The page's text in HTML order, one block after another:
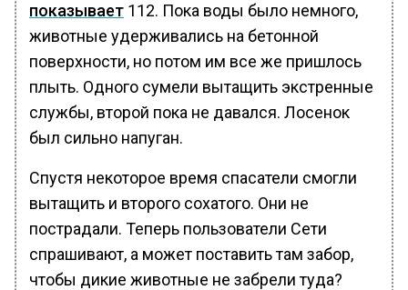
показывает 112. Пока воды было немного,
животные удерживались на бетонной
поверхности, но потом им все же пришлось
плыть. Одного сумели вытащить экстренные
службы, второй пока не давался. Лосенок
был сильно напуган.
Спустя некоторое время спасатели смогли
вытащить и второго сохатого. Они не
пострадали. Теперь пользователи Сети
спрашивают, а может поставить там забор,
чтобы дикие животные не забрели туда?